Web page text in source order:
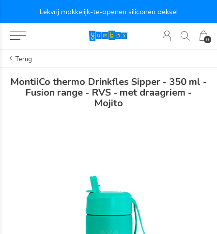
0
Lekvrij makkelijk-te-openen siliconen deksel
Terug
MontiiCo thermo Drinkfles Sipper - 350 ml -
Fusion range - RVS - met draagriem -
Mojito